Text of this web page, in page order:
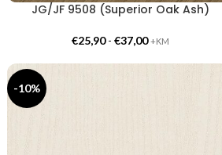
JG/JF 9508 (Superior Oak Ash)
€25,90-€37,00 +KM
-10%